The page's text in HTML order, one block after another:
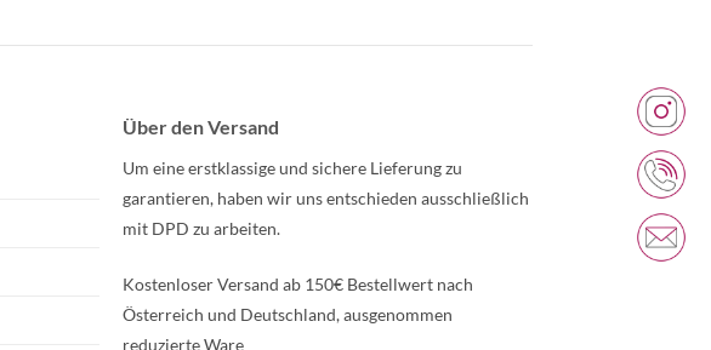
Über den Versand
Um eine erstklassige und sichere Lieferung zu
garantieren, haben wir uns entschieden ausschließlich
mit DPD zu arbeiten.
Kostenloser Versand ab 150€ Bestellwert nach
Österreich und Deutschland, ausgenommen
reduzierte Ware